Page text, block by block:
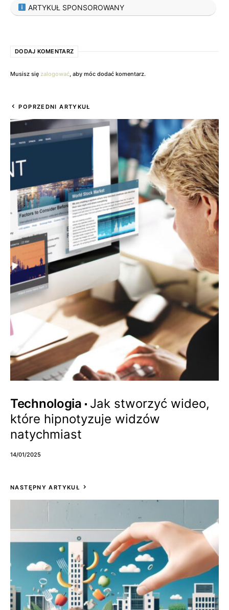
ARTYKUŁ SPONSOROWANY
DODAJ KOMENTARZ
Musisz się zalogować, aby móc dodać komentarz.
POPRZEDNI ARTYKUŁ
Technologia
Jak stworzyć wideo,
które hipnotyzuje widzów
natychmiast
14/01/2025
NASTĘPNY ARTYKUŁ